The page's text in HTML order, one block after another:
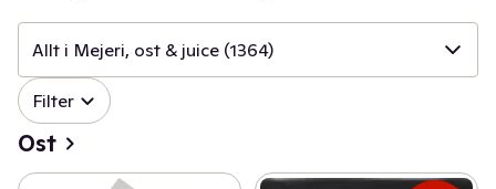
Allt i Mejeri, ost & juice (1364)
✓ Allt i Mejeri, ost & juice
✓ Ost
Filter
Ost